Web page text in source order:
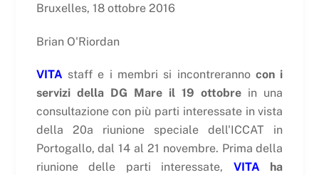
Bruxelles, 18 ottobre 2016
Brian O'Riordan
VITA staff e i membri si incontrerannocon i
servizi della DG Mare il 19 ottobre in una
consultazione con più parti interessate in vista
della 20a riunione speciale dell'ICCAT in
Portogallo, dal 14 al 21 novembre. Prima della
riunione delle parti interessate, VITA
ha